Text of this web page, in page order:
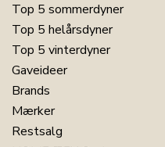
Top 5 sommerdyner
Top 5 helårsdyner
Top 5 vinterdyner
Gaveideer
Brands
Mærker
Restsalg